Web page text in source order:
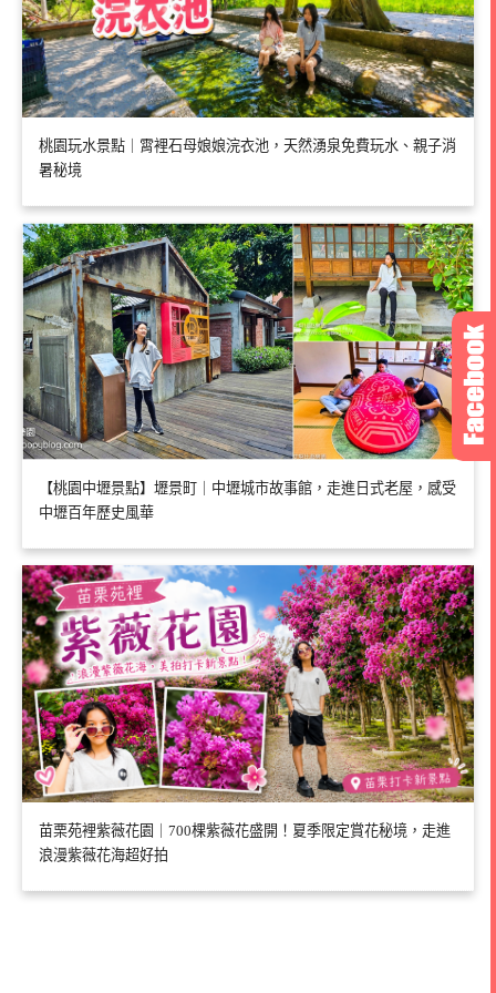
桃園玩水景點｜霄裡石母娘娘浣衣池，天然湧泉免費玩水、親子消
暑秘境
【桃園中壢景點】壢景町｜中壢城市故事館，走進日式老屋，感受
中壢百年歷史風華
苗栗苑裡紫薇花園｜700棵紫薇花盛開！夏季限定賞花秘境，走進
浪漫紫薇花海超好拍